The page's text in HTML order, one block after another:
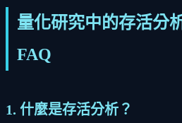
量化研究中的存活分
FAQ
1. 什麼是存活分析？